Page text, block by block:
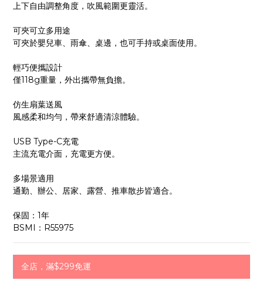
上下自由調整角度，吹風範圍更靈活。
可夾可立多用途
可夾於嬰兒車、雨傘、桌邊，也可手持或桌面使用。
輕巧便攜設計
僅118g重量，外出攜帶無負擔。
仿生扇葉送風
風感柔和均勻，帶來舒適清涼體驗。
USB Type-C充電
主流充電介面，充電更方便。
多場景適用
通勤、辦公、居家、露營、推車散步皆適合。
保固：1年
BSMI：R55975
全店，滿$299免運